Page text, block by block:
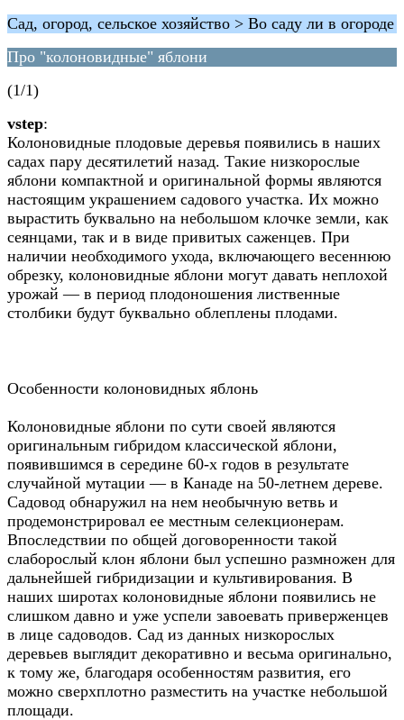
Сад, огород, сельское хозяйство > Во саду ли в огороде
Про "колоновидные" яблони
(1/1)
vstep:
Колоновидные плодовые деревья появились в наших
садах пару десятилетий назад. Такие низкорослые
яблони компактной и оригинальной формы являются
настоящим украшением садового участка. Их можно
вырастить буквально на небольшом клочке земли, как
сеянцами, так и в виде привитых саженцев. При
наличии необходимого ухода, включающего весеннюю
обрезку, колоновидные яблони могут давать неплохой
урожай — в период плодоношения лиственные
столбики будут буквально облеплены плодами.
Особенности колоновидных яблонь
Колоновидные яблони по сути своей являются
оригинальным гибридом классической яблони,
появившимся в середине 60-х годов в результате
случайной мутации — в Канаде на 50-летнем дереве.
Садовод обнаружил на нем необычную ветвь и
продемонстрировал ее местным селекционерам.
Впоследствии по общей договоренности такой
слаборослый клон яблони был успешно размножен для
дальнейшей гибридизации и культивирования. В
наших широтах колоновидные яблони появились не
слишком давно и уже успели завоевать приверженцев
в лице садоводов. Сад из данных низкорослых
деревьев выглядит декоративно и весьма оригинально,
к тому же, благодаря особенностям развития, его
можно сверхплотно разместить на участке небольшой
площади.